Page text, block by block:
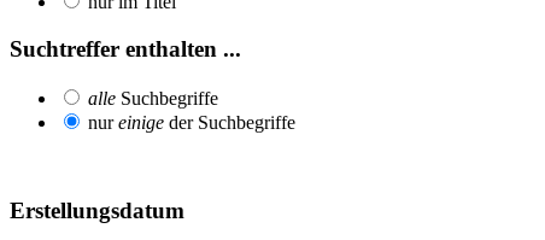
Suchtreffer enthalten ...
alle Suchbegriffe
nureinige der Suchbegriffe
Erstellungsdatum